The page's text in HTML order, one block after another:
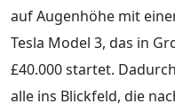
auf Augenhöhe mit
Tesla Model 3, das in
£40.000 startet.
alle ins Blickfeld, die